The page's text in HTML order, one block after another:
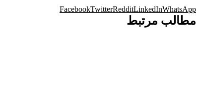
FacebookTwitterRedditLinkedInWhatsApp
مطالب مرتبط